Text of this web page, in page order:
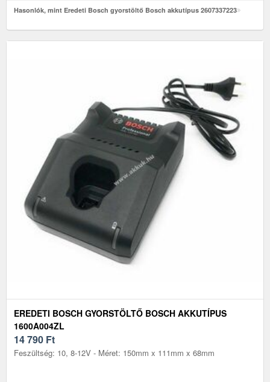
Hasonlók, mint Eredeti Bosch gyorstöltő Bosch akkutípus 2607337223
EREDETI BOSCH GYORSTÖLTŐ BOSCH AKKUTÍPUS
1600A004ZL
14 790 Ft
Feszültség: 10, 8-12V - Méret: 150mm x 111mm x 68mm